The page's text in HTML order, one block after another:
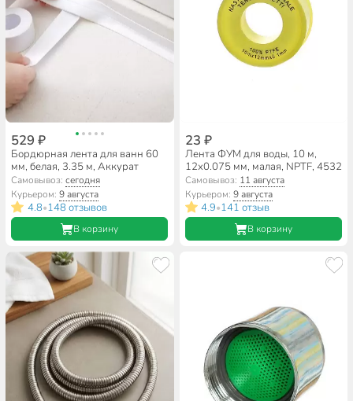
529 ₽
Бордюрная лента для ванн 60
мм, белая, 3.35 м, Аккурат
Самовывоз:сегодня
Курьером:9 августа
4.8•148 отзывов
В корзину
23 ₽
Лента ФУМ для воды, 10 м,
12х0.075 мм, малая, NPTF, 4532
Самовывоз: 11 августа
Курьером: 9 августа
4.9•141 отзыв
В корзину